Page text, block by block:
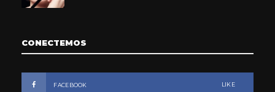
CONECTEMOS
FACEBOOK LIKE